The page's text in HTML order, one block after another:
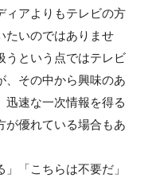
ィアよりもテレビの方
たいのではありませ
うという点ではテレビ
、その中から興味のあ
迅速な一次情報を得る
が優れている場合もあ
「こちらは不要だ」